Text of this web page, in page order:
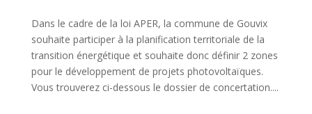
Dans le cadre de la loi APER, la commune de Gouvix
souhaite participer à la planification territoriale de la
transition énergétique et souhaite donc définir 2 zones
pour le développement de projets photovoltaïques.
Vous trouverez ci-dessous le dossier de concertation....